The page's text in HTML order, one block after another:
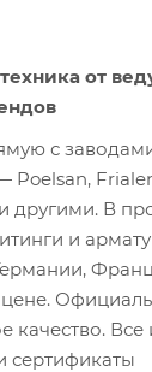
от
с
Poelsan,
другими. В
и
качество. Все
сертификаты